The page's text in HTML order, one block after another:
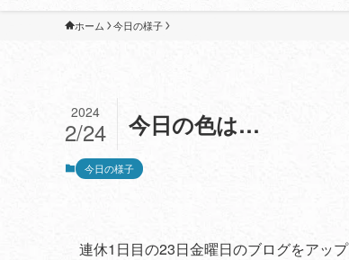
ホーム 今日の様子
今日の色は…
2024
2/24
今日の様子
連休1日目の23日金曜日のブログをアップ